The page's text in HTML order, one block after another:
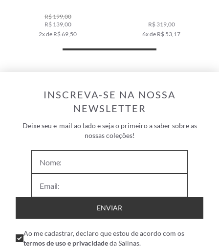
R$ 199,00
R$ 139,00
2x de R$ 69,50
R$ 319,00
6x de R$ 53,17
INSCREVA-SE NA NOSSA
NEWSLETTER
Deixe seu e-mail ao lado e seja o primeiro a saber sobre as
nossas coleções!
ENVIAR
Ao me cadastrar, declaro que estou de acordo com os
termos de uso e privacidadeda Salinas.